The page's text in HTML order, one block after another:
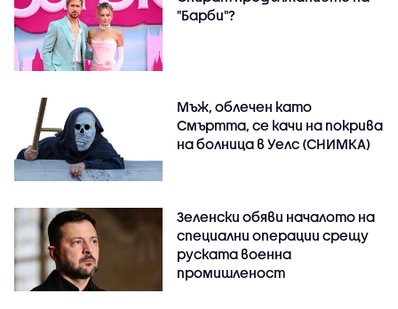
"Барби"?
Мъж, облечен като
Смъртта, се качи на покрива
на болница в Уелс (СНИМКА)
Зеленски обяви началото на
специални операции срещу
руската военна
промишленост